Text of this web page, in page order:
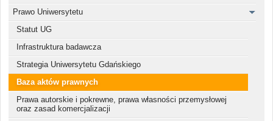
Prawo Uniwersytetu
Statut UG
Infrastruktura badawcza
Strategia Uniwersytetu Gdańskiego
Baza aktów prawnych
Prawa autorskie i pokrewne, prawa własności przemysłowej
oraz zasad komercjalizacji